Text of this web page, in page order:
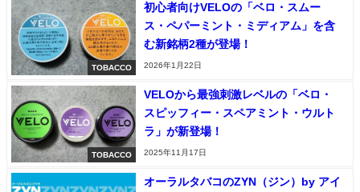
TOBACCO
初心者向けVELOの「ベロ・スムー
ス・ペパーミント・ミディアム」を含
む新銘柄2種が登場！
2026年1月22日
TOBACCO
VELOから最強刺激レベルの「ベロ・
スピッフィー・スペアミント・ウルト
ラ」が新登場！
2025年11月17日
オーラルタバコのZYN（ジン）by アイ